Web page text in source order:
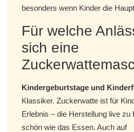
besonders wenn Kinder die
Für welche
sich eine
Kindergeburtstage und
Klassiker. Zuckerwatte ist für
Erlebnis – die Herstellung live zu
schön wie das Essen. Auch auf